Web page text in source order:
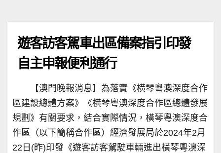
遊客訪客駕車出區備案指引印發
自主申報便利通行
【澳門晚報消息】為落實《橫琴粵澳深度合作
區建設總體方案》《橫琴粵澳深度合作區總體發展
規劃》有關要求，結合實際情況，橫琴粵澳深度合
作區（以下簡稱合作區）經濟發展局於2024年2月
22日(昨)印發《遊客訪客駕駛車輛進出橫琴粵澳深